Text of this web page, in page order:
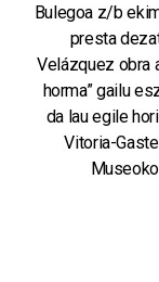
Bulegoa z/b
presta
Velázquez obra
horma” gailu
da lau egile
Vitoria-